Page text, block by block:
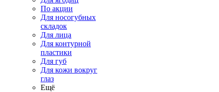
По акции
Для носогубных
складок
Для лица
Для контурной
пластики
Для губ
Для кожи вокруг
глаз
Ещё